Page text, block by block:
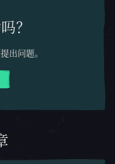
？
出问题。